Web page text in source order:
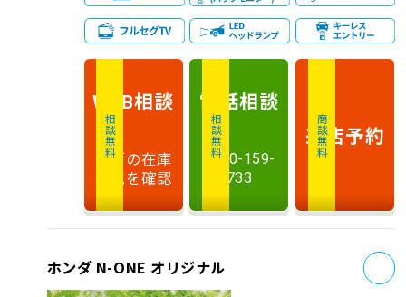
相談無料
WEB相談
最新の在庫
状況を確認
相談無料
電話相談
0120-159-
733
商談無料
来店予約
ホンダ N-ONE オリジナル